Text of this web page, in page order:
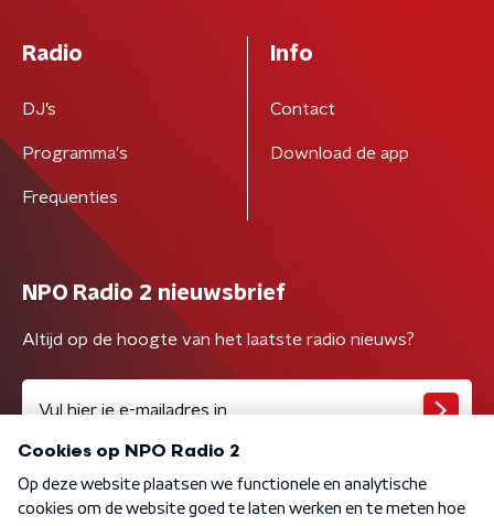
Radio
DJ’s
Programma's
Frequenties
Info
Contact
Download de app
NPO Radio 2 nieuwsbrief
Altijd op de hoogte van het laatste radio nieuws?